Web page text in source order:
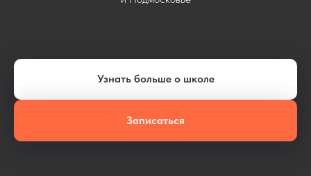
Узнать больше о школе
Записаться